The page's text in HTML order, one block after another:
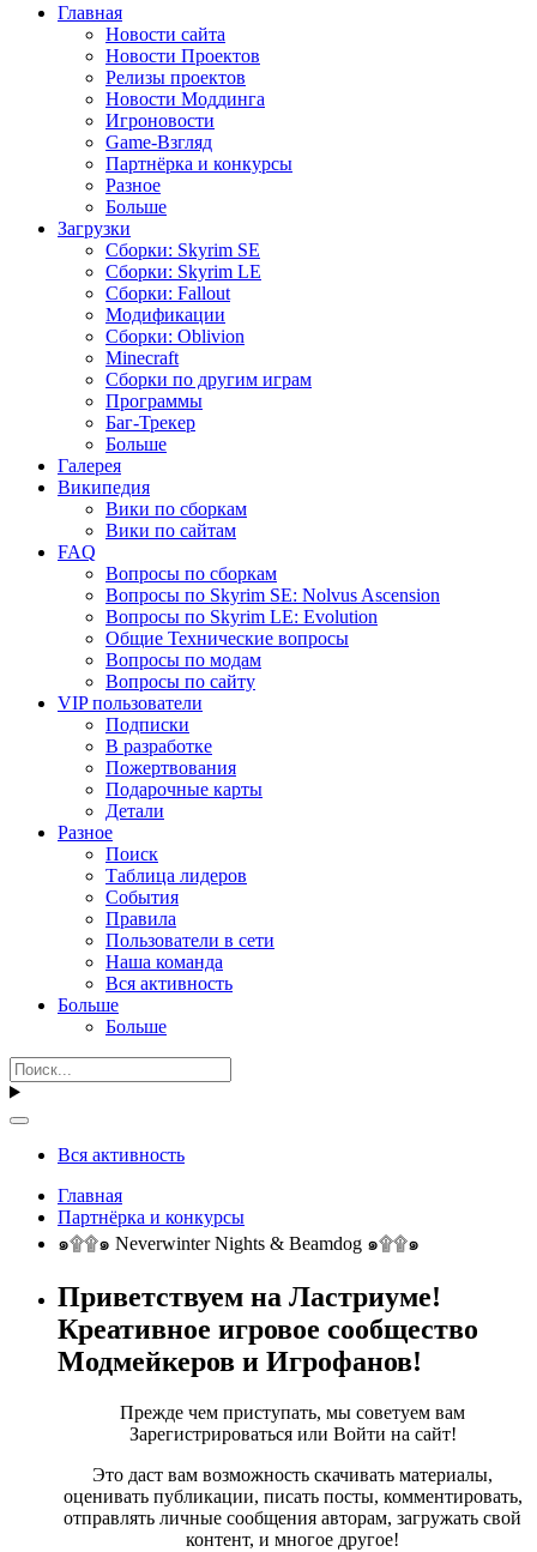
Главная
Новости сайта
Новости Проектов
Релизы проектов
Новости Моддинга
Игроновости
Game-Взгляд
Партнёрка и конкурсы
Разное
Больше
Загрузки
Сборки: Skyrim SE
Сборки: Skyrim LE
Сборки: Fallout
Модификации
Сборки: Oblivion
Minecraft
Сборки по другим играм
Программы
Баг-Трекер
Больше
Галерея
Википедия
Вики по сборкам
Вики по сайтам
FAQ
Вопросы по сборкам
Вопросы по Skyrim SE: Nolvus Ascension
Вопросы по Skyrim LE: Evolution
Общие Технические вопросы
Вопросы по модам
Вопросы по сайту
VIP пользователи
Подписки
В разработке
Пожертвования
Подарочные карты
Детали
Разное
Поиск
Таблица лидеров
События
Правила
Пользователи в сети
Наша команда
Вся активность
Больше
Больше
Вся активность
Главная
Партнёрка и конкурсы
๑۩۩๑ Neverwinter Nights & Beamdog ๑۩۩๑
Приветствуем на Ластриуме!
Креативное игровое сообщество
Модмейкеров и Игрофанов!
Прежде чем приступать, мы советуем вам
Зарегистрироваться или Войти на сайт!
Это даст вам возможность скачивать материалы,
оценивать публикации, писать посты, комментировать,
отправлять личные сообщения авторам, загружать свой
контент, и многое другое!